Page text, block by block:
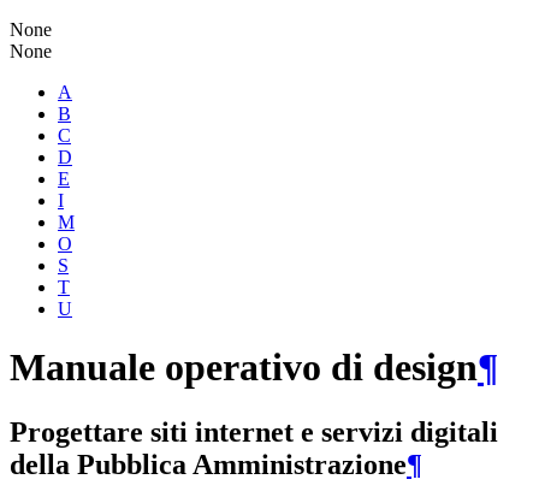
None
None
A
B
C
D
E
I
M
O
S
T
U
Manuale operativo di design¶
Progettare siti internet e servizi digitali
della Pubblica Amministrazione¶